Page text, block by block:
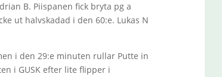
B. Piispanen fick bryta pg a
ut halvskadad i den 60:e. Lukas N
i den 29:e minuten rullar Putte in
i GUSK efter lite flipper i